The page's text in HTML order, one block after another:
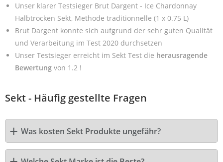
Unser klarer Testsieger Brut Dargent - Ice Chardonnay
Halbtrocken Sekt, Methode traditionnelle (1 x 0.75 L)
Brut Dargent konnte sich aufgrund der sehr guten Qualität
und Verarbeitung im Test 2020 durchsetzen
Unser Testsieger erreicht im Sekt Test die herausragende
Bewertung von 1.2 !
Sekt - Häufig gestellte Fragen
Was kosten Sekt Produkte ungefähr?